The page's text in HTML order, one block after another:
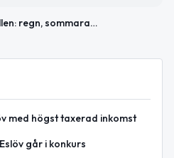
Snabbkollen: regn, sommaraktiviteter och trender
med högst taxerad inkomst
går i konkurs